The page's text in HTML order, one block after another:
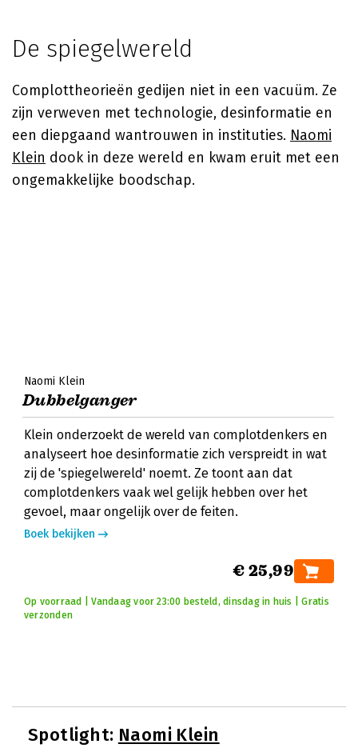
De spiegelwereld
Complottheorieën gedijen niet in een vacuüm. Ze
zijn verweven met technologie, desinformatie en
een diepgaand wantrouwen in instituties. Naomi
Klein dook in deze wereld en kwam eruit met een
ongemakkelijke boodschap.
Naomi Klein
Dubbelganger
Klein onderzoekt de wereld van complotdenkers en
analyseert hoe desinformatie zich verspreidt in wat
zij de 'spiegelwereld' noemt. Ze toont aan dat
complotdenkers vaak wel gelijk hebben over het
gevoel, maar ongelijk over de feiten.
Boek bekijken
€ 25,99
Op voorraad | Vandaag voor 23:00 besteld, dinsdag in huis | Gratis
verzonden
Spotlight: Naomi Klein